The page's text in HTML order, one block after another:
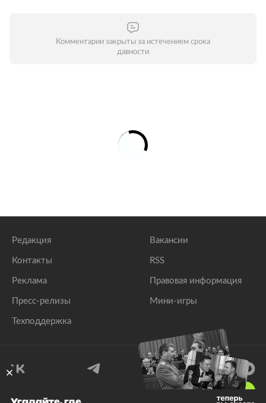
Комментарии закрыты за истечением срока
давности
Редакция
Контакты
Реклама
Пресс-релизы
Техподдержка
Вакансии
RSS
Правовая информация
Мини-игры